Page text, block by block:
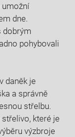
umožní
dne.
dobrým
⁢pohybovali
daněk je
a správně
střelbu.
⁣které je
výzbroje